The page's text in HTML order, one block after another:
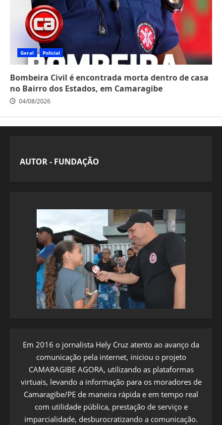
Geral Policial
Bombeira Civil é encontrada morta dentro de casa
no Bairro dos Estados, em Camaragibe
04/08/2026
AUTOR - FUNDAÇÃO
Em 2016 o jornalista Hely Cruz atento ao avanço da
comunicação pela internet, iniciou o projeto
CAMARAGIBE AGORA, utilizando as plataformas
virtuais, levando a informação para os moradores de
Camaragibe/PE de maneira rápida e em tempo real
com utilidade pública, prestação de serviço e
imparcialidade, desburocratizando a comunicação.